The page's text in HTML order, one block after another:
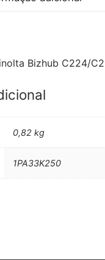
Bizhub C224/
0,82 kg
1PA33K250